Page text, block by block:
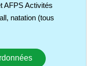
AFPS Activités
natation (tous